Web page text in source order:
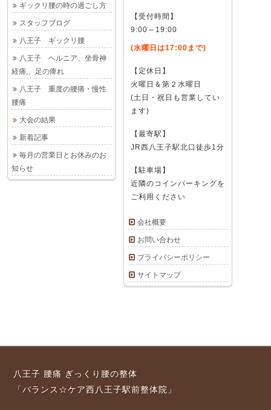
【受付時間】
9:00～19:00
(水曜日は17:00まで)
【定休日】
火曜日＆第２水曜日
(土日・祝日も営業してい
ます)
【最寄駅】
JR西八王子駅北口徒歩1分
【駐車場】
近隣のコインパーキングを
ご利用ください
会社概要
お問い合わせ
プライバシーポリシー
サイトマップ
ギックリ腰の時の過ごし方
スタッフブログ
八王子 ギックリ腰
八王子 ヘルニア、坐骨神
経痛,、足の痺れ
八王子 重度の腰痛・慢性
腰痛
大会の結果
新着記事
毎月の営業日とお休みのお
知らせ
八王子 腰痛 ぎっくり腰の整体
「バランス☆ケア西八王子駅前整体院」